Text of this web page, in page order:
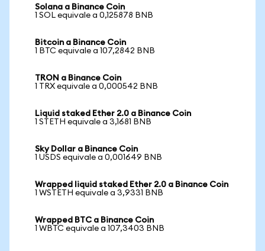
Solana a Binance Coin
1 SOL equivale a 0,125878 BNB
Bitcoin a Binance Coin
1 BTC equivale a 107,2842 BNB
TRON a Binance Coin
1 TRX equivale a 0,000542 BNB
Liquid staked Ether 2.0 a Binance Coin
1 STETH equivale a 3,1681 BNB
Sky Dollar a Binance Coin
1 USDS equivale a 0,001649 BNB
Wrapped liquid staked Ether 2.0 a Binance Coin
1 WSTETH equivale a 3,9331 BNB
Wrapped BTC a Binance Coin
1 WBTC equivale a 107,3403 BNB